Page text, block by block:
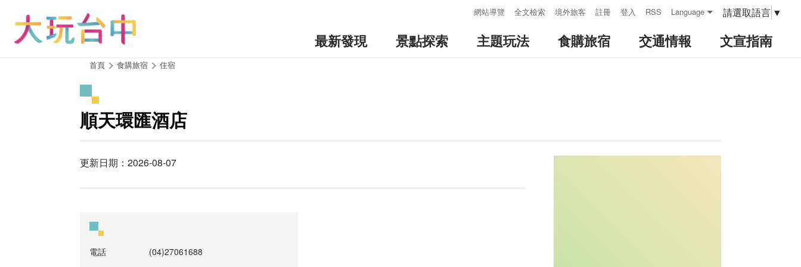
網站導覽 全文檢索 境外旅客 註冊 登入 RSS Language 請選取語言 ▼
最新發現 景點探索 主題玩法 食購旅宿 交通情報 文宣指南
首頁 食購旅宿 住宿
順天環匯酒店
更新日期：2026-08-07
電話
(04)27061688